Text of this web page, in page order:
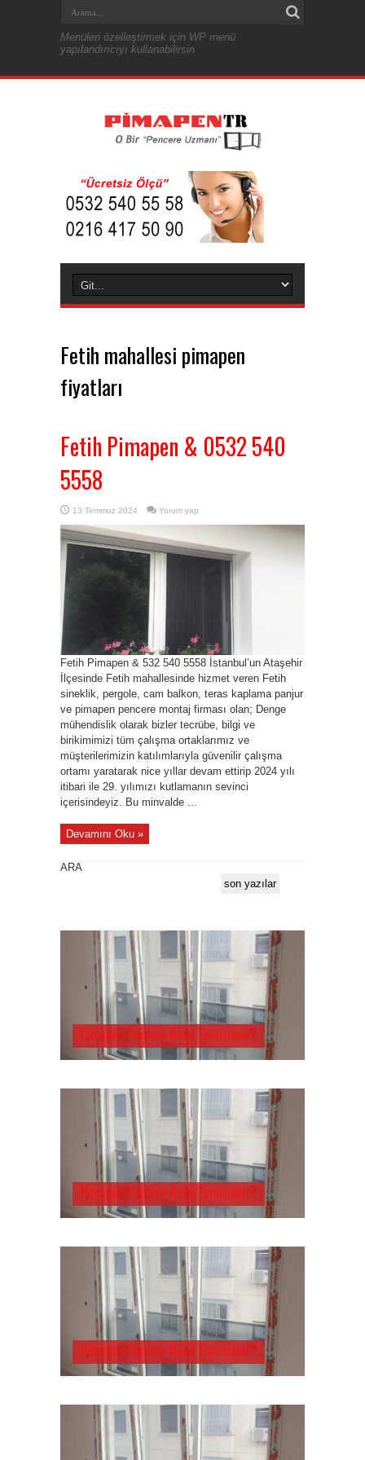
Menüleri özelleştirmek için WP menü
yapılandırıcıyı kullanabilirsin
Fetih mahallesi pimapen
fiyatları
Fetih Pimapen & 0532 540
5558
13 Temmuz 2024 Yorum yap
Fetih Pimapen & 532 540 5558 İstanbul’un Ataşehir
İlçesinde Fetih mahallesinde hizmet veren Fetih
sineklik, pergole, cam balkon, teras kaplama panjur
ve pimapen pencere montaj firması olan; Denge
mühendislik olarak bizler tecrübe, bilgi ve
birikimimizi tüm çalışma ortaklarımız ve
müşterilerimizin katılımlarıyla güvenilir çalışma
ortamı yaratarak nice yıllar devam ettirip 2024 yılı
itibari ile 29. yılımızı kutlamanın sevinci
içerisindeyiz. Bu minvalde ...
Devamını Oku »
ARA
son yazılar
Pimapen Pencere Nasıl Temizlenir?
Pimapen Pencere Nasıl Temizlenir?
Pimapen Pencere Nasıl Temizlenir?